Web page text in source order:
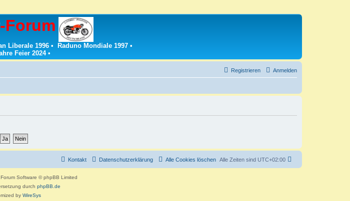
-Forum
Liberale 1996 • Raduno Mondiale 1997 •
Feier 2024•
Anmelden
Registrieren
Alle Zeiten sind UTC+02:00
Alle Cookies löschen
Datenschutzerklärung
Kontakt
Software © phpBB Limited
durch phpBB.de
by WireSys